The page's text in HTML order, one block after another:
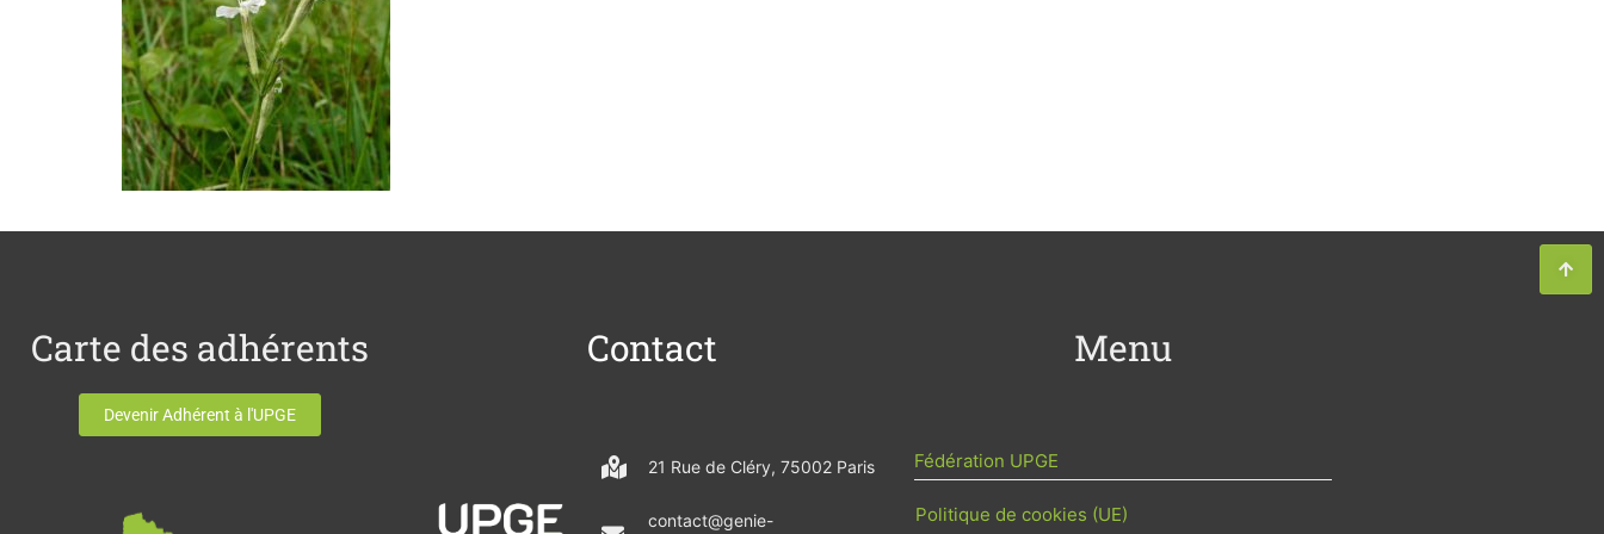
Carte des adhérents
Devenir Adhérent à l'UPGE
Contact
21 Rue de Cléry, 75002 Paris
contact@genie-
Menu
Fédération UPGE
Politique de cookies (UE)